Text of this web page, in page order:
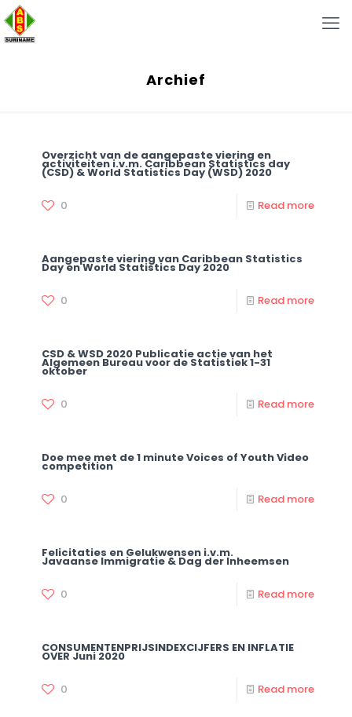
Archief
Overzicht van de aangepaste viering en
activiteiten i.v.m. Caribbean Statistics day
(CSD) & World Statistics Day (WSD) 2020
0 Read more
Aangepaste viering van Caribbean Statistics
Day en World Statistics Day 2020
0 Read more
CSD & WSD 2020 Publicatie actie van het
Algemeen Bureau voor de Statistiek 1-31
oktober
0 Read more
Doe mee met de 1 minute Voices of Youth Video
competition
0 Read more
Felicitaties en Gelukwensen i.v.m.
Javaanse Immigratie & Dag der Inheemsen
0 Read more
CONSUMENTENPRIJSINDEXCIJFERS EN INFLATIE
OVER Juni 2020
0 Read more